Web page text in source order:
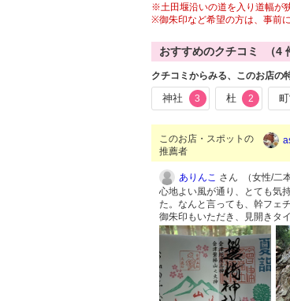
※土田堰沿いの道を入り道幅が
※御朱印など希望の方は、事前
おすすめのクチコミ （4
クチコミからみる、このお店の
神社 3 杜 2
このお店・スポットの
推薦者
ありんこ さん （女性/二
心地よい風が通り、とても気
た。なんと言っても、幹フェ
御朱印もいただき、見開きタ